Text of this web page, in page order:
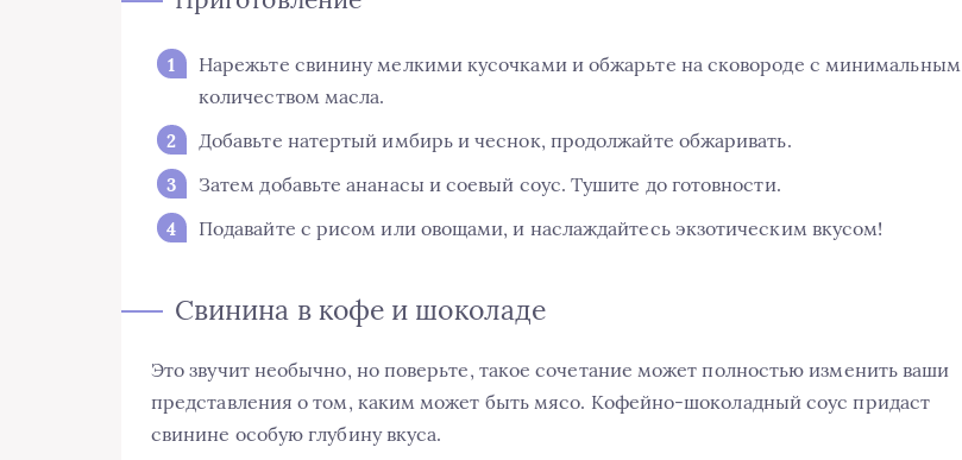
Нарежьте свинину мелкими кусочками и обжарьте на сковороде с минимальным
количеством масла.
Добавьте натертый имбирь и чеснок, продолжайте обжаривать.
Затем добавьте ананасы и соевый соус. Тушите до готовности.
Подавайте с рисом или овощами, и наслаждайтесь экзотическим вкусом!
Свинина в кофе и шоколаде
Это звучит необычно, но поверьте, такое сочетание может полностью изменить ваши
представления о том, каким может быть мясо. Кофейно-шоколадный соус придаст
свинине особую глубину вкуса.